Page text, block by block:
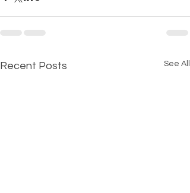
Recent Posts See All